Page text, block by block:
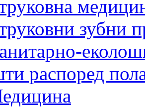
зубни
распоред